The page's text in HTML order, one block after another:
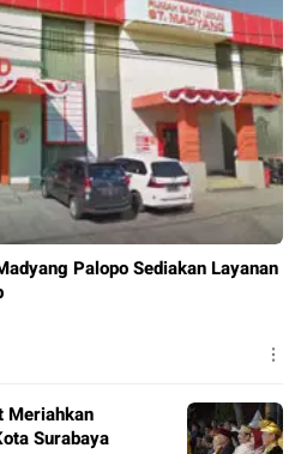
Palopo Sediakan Layanan
Meriahkan
Surabaya